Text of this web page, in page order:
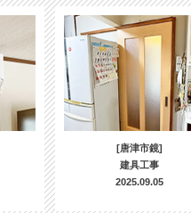
[唐津市鏡]
建具工事
2025.09.05